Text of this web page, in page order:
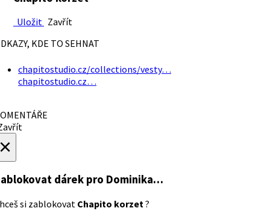
Uložit Zavřít
KDE TO SEHNAT
chapitostudio.cz/collections/vesty…
chapitostudio.cz…
dárek pro Dominika…
si zablokovat Chapito korzet?